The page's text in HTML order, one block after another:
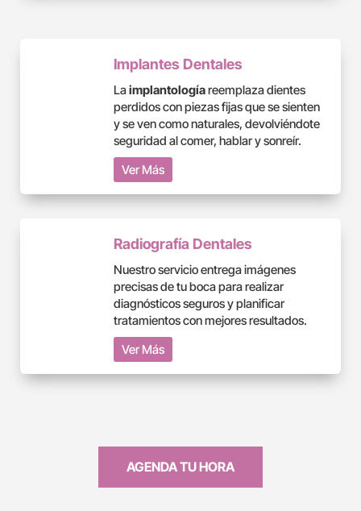
Implantes Dentales
Laimplantologíareemplaza dientes
perdidos con piezas fijas que se sienten
y se ven como naturales, devolviéndote
seguridad al comer, hablar y sonreír.
Ver Más
Radiografía Dentales
Nuestro servicio entrega imágenes
precisas de tu boca para realizar
diagnósticos seguros y planificar
tratamientos con mejores resultados.
Ver Más
AGENDA TU HORA